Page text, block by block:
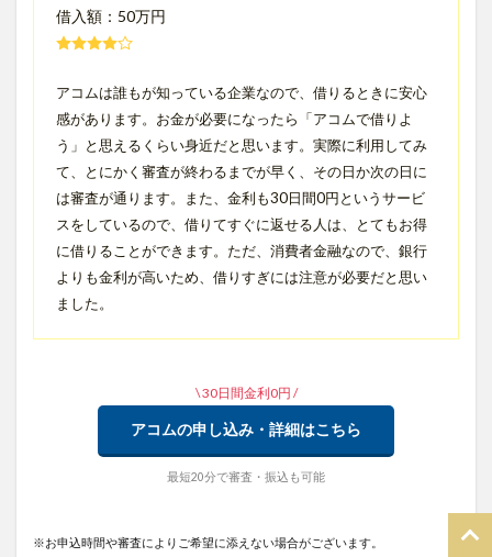
借入額：50万円
アコムは誰もが知っている企業なので、借りるときに安心
感があります。お金が必要になったら「アコムで借りよ
う」と思えるくらい身近だと思います。実際に利用してみ
て、とにかく審査が終わるまでが早く、その日か次の日に
は審査が通ります。また、金利も30日間0円というサービ
スをしているので、借りてすぐに返せる人は、とてもお得
に借りることができます。ただ、消費者金融なので、銀行
よりも金利が高いため、借りすぎには注意が必要だと思い
ました。
\ 30日間金利0円 /
アコムの申し込み・詳細はこちら
最短20分で審査・振込も可能
※お申込時間や審査によりご希望に添えない場合がございます。